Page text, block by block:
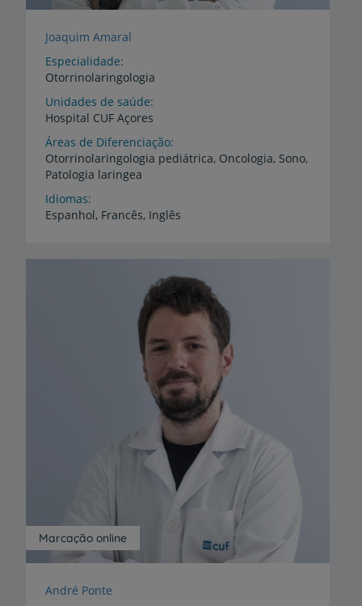
Joaquim Amaral
Especialidade
Otorrinolaringologia
Unidades de saúde
Hospital CUF Açores
Áreas de Diferenciação
Otorrinolaringologia pediátrica, Oncologia, Sono,
Patologia laringea
Idiomas
Espanhol, Francês, Inglês
Marcação online
André Ponte